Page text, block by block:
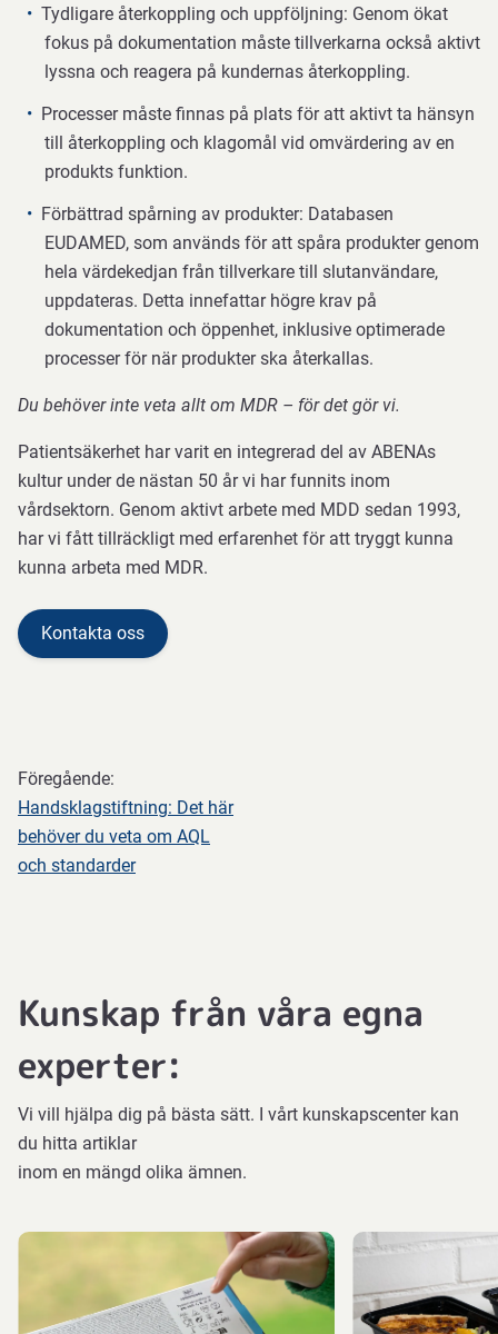
Tydligare återkoppling och uppföljning: Genom ökat
fokus på dokumentation måste tillverkarna också aktivt
lyssna och reagera på kundernas återkoppling.
Processer måste finnas på plats för att aktivt ta hänsyn
till återkoppling och klagomål vid omvärdering av en
produkts funktion.
Förbättrad spårning av produkter: Databasen
EUDAMED, som används för att spåra produkter genom
hela värdekedjan från tillverkare till slutanvändare,
uppdateras. Detta innefattar högre krav på
dokumentation och öppenhet, inklusive optimerade
processer för när produkter ska återkallas.
Du behöver inte veta allt om MDR – för det gör vi.
Patientsäkerhet har varit en integrerad del av ABENAs
kultur under de nästan 50 år vi har funnits inom
vårdsektorn. Genom aktivt arbete med MDD sedan 1993,
har vi fått tillräckligt med erfarenhet för att tryggt kunna
kunna arbeta med MDR.
Kontakta oss
Föregående:
Handsklagstiftning: Det här
behöver du veta om AQL
och standarder
Kunskap från våra egna
experter:
Vi vill hjälpa dig på bästa sätt. I vårt kunskapscenter kan
du hitta artiklar
inom en mängd olika ämnen.